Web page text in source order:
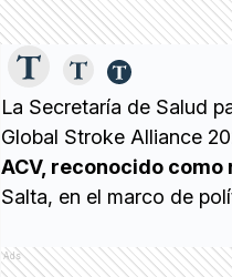
La Secretaría de Salud
Global Stroke Alliance
ACV, reconocido
Salta, en el marco de
Ads